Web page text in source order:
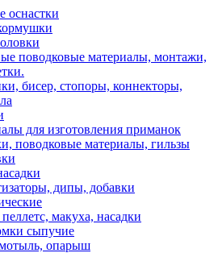
оснастки
поводковые материалы, монтажи,
бисер, стопоры, коннекторы,
для изготовления приманок
поводковые материалы, гильзы
дипы, добавки
макуха, насадки
сыпучие
опарыш